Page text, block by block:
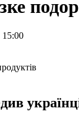
15:00